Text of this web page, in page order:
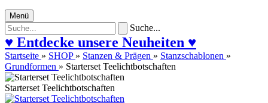
Menü
Suche...
♥ Entdecke unsere Neuheiten ♥
Startseite » SHOP » Stanzen & Prägen » Stanzschablonen »
Grundformen » Starterset Teelichtbotschaften
Starterset Teelichtbotschaften